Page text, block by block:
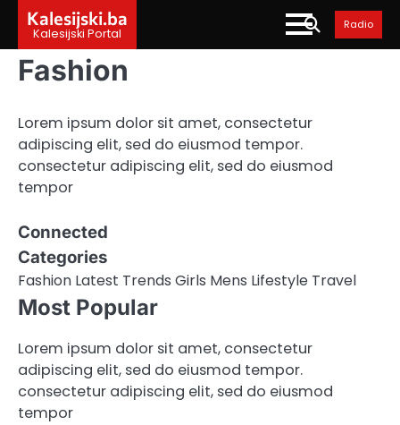
content
Kalesijski.ba
Kalesijski Portal
Radio
Fashion
Lorem ipsum dolor sit amet, consectetur
adipiscing elit, sed do eiusmod tempor.
consectetur adipiscing elit, sed do eiusmod
tempor
Connected
Categories
Fashion Latest Trends Girls Mens Lifestyle Travel
Most Popular
Lorem ipsum dolor sit amet, consectetur
adipiscing elit, sed do eiusmod tempor.
consectetur adipiscing elit, sed do eiusmod
tempor